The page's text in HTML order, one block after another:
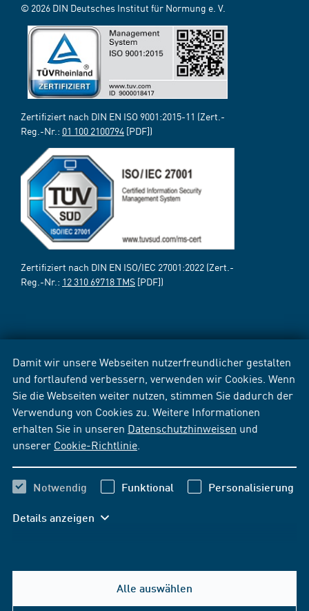
Damit wir unsere Webseiten nutzerfreundlicher gestalten
und fortlaufend verbessern, verwenden wir Cookies. Wenn
Sie die Webseiten weiter nutzen, stimmen Sie dadurch der
Verwendung von Cookies zu. Weitere Informationen
erhalten Sie in unseren Datenschutzhinweisen und
unserer Cookie-Richtlinie
Notwendig Funktional Personalisierung
Details anzeigen
Alle auswählen
© 2026 DIN Deutsches Institut für Normung e. V.
Zertifiziert nach DIN EN ISO 9001:2015-11 (Zert.-
Reg.-Nr.: 01 100 2100794 [PDF])
Zertifiziert nach DIN EN ISO/IEC 27001:2022 (Zert.-
Reg.-Nr.: 12 310 69718 TMS [PDF])